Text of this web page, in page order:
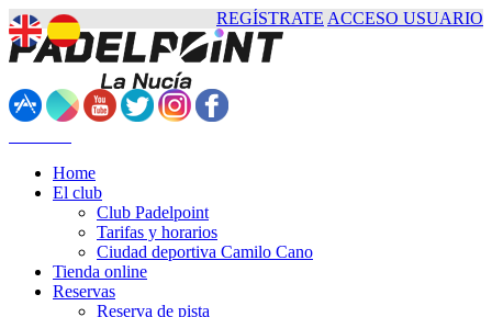
REGÍSTRATE ACCESO USUARIO
Home
El club
Club Padelpoint
Tarifas y horarios
Ciudad deportiva Camilo Cano
Tienda online
Reservas
Reserva de pista